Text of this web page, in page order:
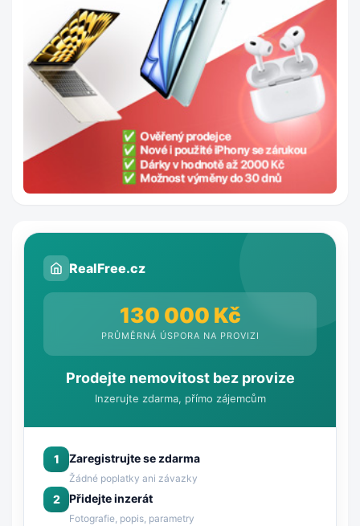
RealFree.cz
130 000 Kč
PRŮMĚRNÁ ÚSPORA NA PROVIZI
Prodejte nemovitost bez provize
Inzerujte zdarma, přímo zájemcům
1 Zaregistrujte se zdarma
Žádné poplatky ani závazky
2 Přidejte inzerát
Fotografie, popis, parametry